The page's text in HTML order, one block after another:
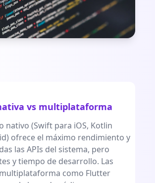
vs multiplataforma
nativo (Swift para iOS, Kotlin
ofrece el máximo rendimiento y
las APIs del sistema, pero
y tiempo de desarrollo. Las
como Flutter